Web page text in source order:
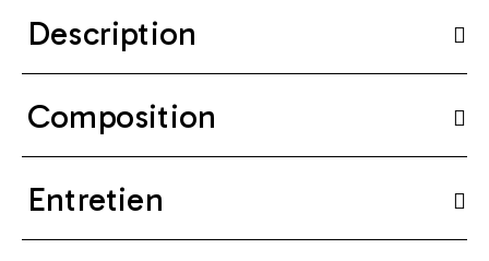
Description
Composition
Entretien